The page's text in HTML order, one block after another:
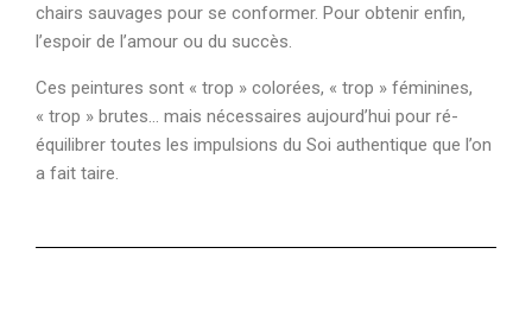
chairs sauvages pour se conformer. Pour obtenir enfin,
l’espoir de l’amour ou du succès.
Ces peintures sont « trop » colorées, « trop » féminines,
« trop » brutes… mais nécessaires aujourd’hui pour ré-
équilibrer toutes les impulsions du Soi authentique que l’on
a fait taire.